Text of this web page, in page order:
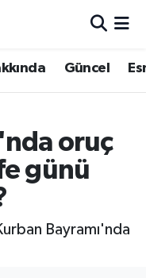
Güncel
oruç
günü
Bayramı'nda